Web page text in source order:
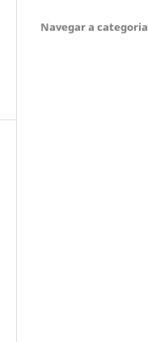
Navegar a categoria